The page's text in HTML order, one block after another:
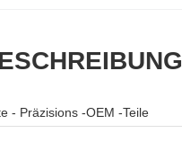
- Präzisions -OEM -Teile